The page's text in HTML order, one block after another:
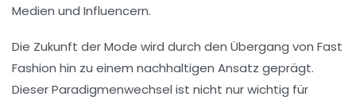
Medien und Influencern.
Die Zukunft der Mode wird durch den Übergang von Fast
Fashion hin zu einem nachhaltigen Ansatz geprägt.
Dieser Paradigmenwechsel ist nicht nur wichtig für